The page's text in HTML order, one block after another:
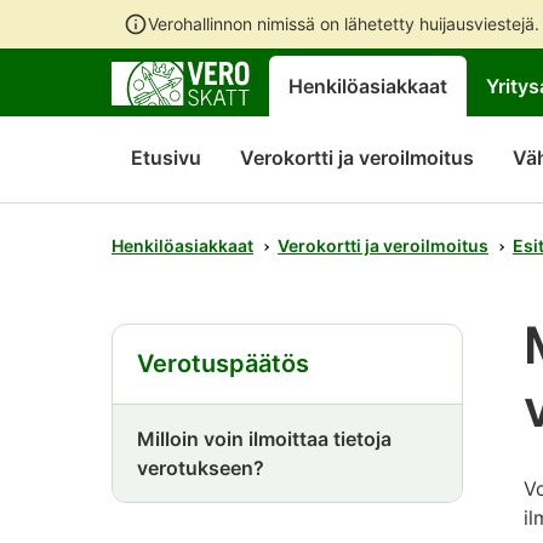
Verohallinnon nimissä on lähetetty huijausviestejä.
Henkilöasiakkaat
Etusivu Verokortti ja veroilmoitus
Henkilöasiakkaat Verokortti ja veroilmoitus
Verotuspäätös
Milloin voin ilmoittaa tietoja
verotukseen?